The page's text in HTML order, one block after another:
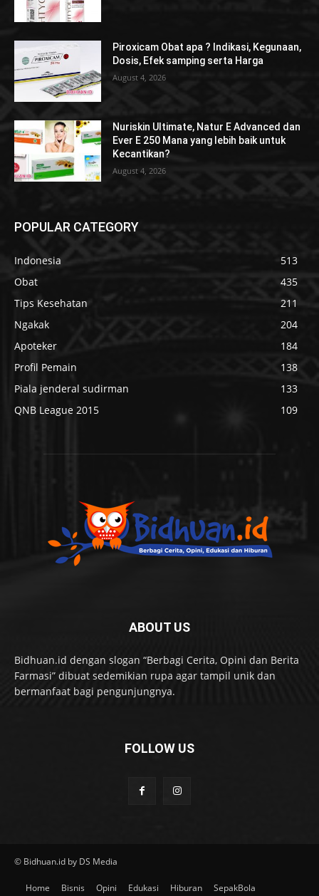
Piroxicam Obat apa ? Indikasi, Kegunaan,
Dosis, Efek samping serta Harga
August 4, 2026
Nuriskin Ultimate, Natur E Advanced dan
Ever E 250 Mana yang lebih baik untuk
Kecantikan?
August 4, 2026
POPULAR CATEGORY
Indonesia
513
Obat
435
Tips Kesehatan
211
Ngakak
204
Apoteker
184
Profil Pemain
138
Piala jenderal sudirman
133
QNB League 2015
109
ABOUT US
Bidhuan.id dengan slogan “Berbagi Cerita, Opini dan Berita
Farmasi” dibuat sedemikian rupa agar tampil unik dan
bermanfaat bagi pengunjungnya.
FOLLOW US
© Bidhuan.id by DS Media
Home Bisnis Opini Edukasi Hiburan SepakBola